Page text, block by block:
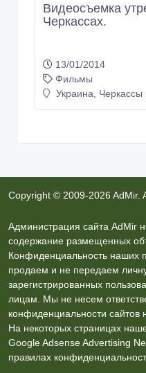
Видеосъемка
Черкассах.
13/01/2014
Фильмы
Украина, Черкассы
Copyright © 2009-2026 AdMir.
Администрация сайта AdMir
содержание размещенных
Конфиденциальность наших
продаем и не передаем
зарегистрированных
лицам. Мы не несем
конфиденциальности сайтов
На некоторых страницах
Google Adsense Advertising
правилах